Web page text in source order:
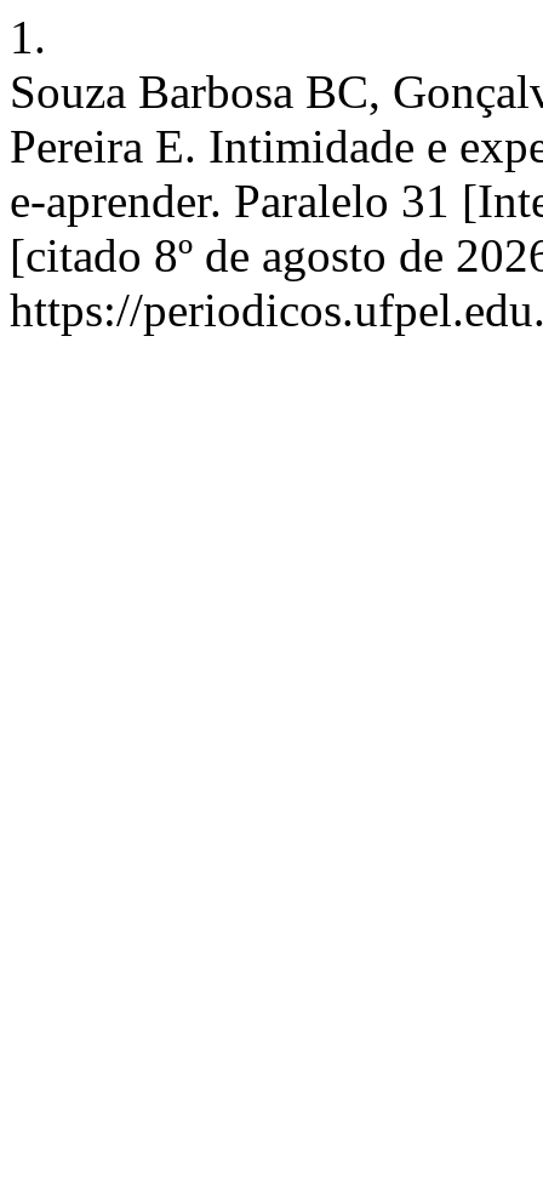
1.
Souza Barbosa BC,
Pereira E. Intimidade e
e-aprender. Paralelo 31
[citado 8º de agosto de
https://